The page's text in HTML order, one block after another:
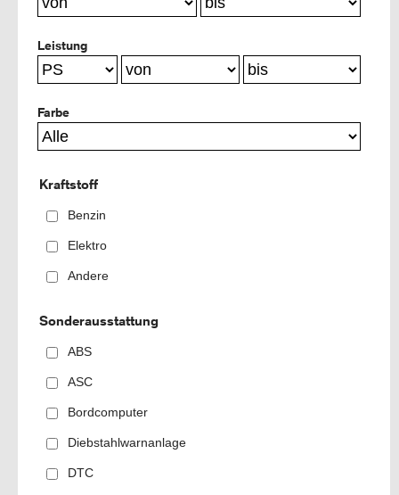
Leistung
Farbe
Kraftstoff
Benzin
Elektro
Andere
Sonderausstattung
ABS
ASC
Bordcomputer
Diebstahlwarnanlage
DTC